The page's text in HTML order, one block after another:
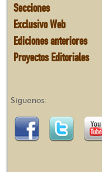
Secciones
Exclusivo Web
Ediciones anteriores
Proyectos Editoriales
Síguenos: